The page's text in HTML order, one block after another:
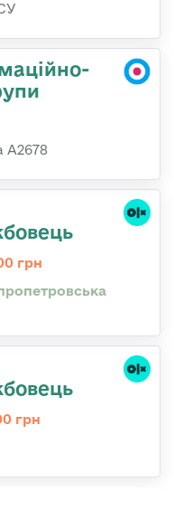
А2678
грн
грн